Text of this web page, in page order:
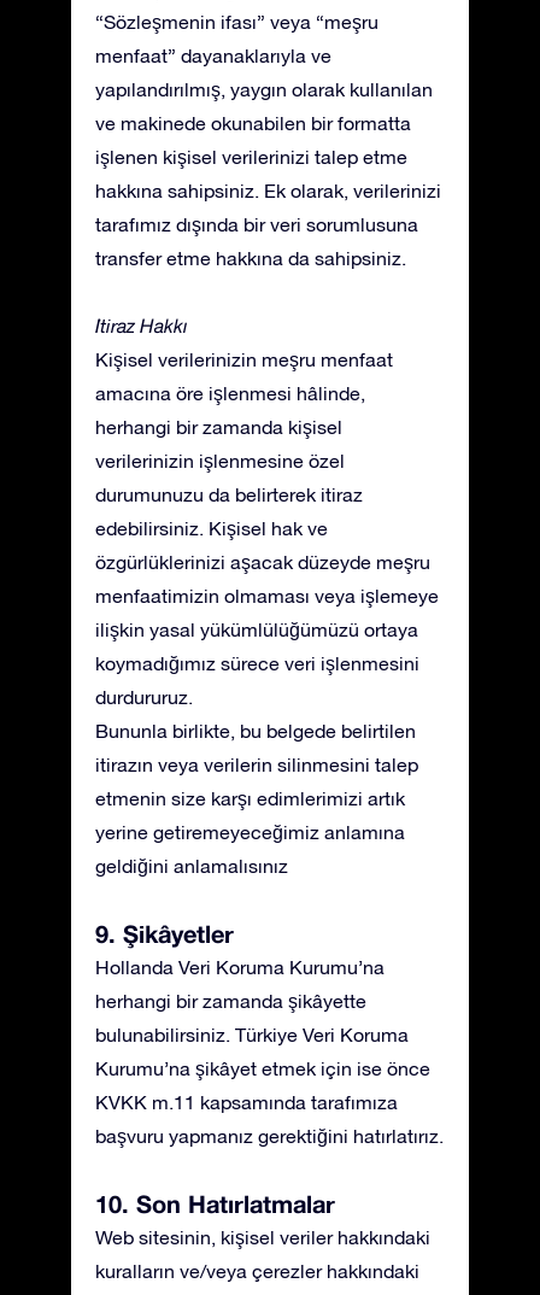
“Sözleşmenin ifası” veya “meşru
menfaat” dayanaklarıyla ve
yapılandırılmış, yaygın olarak kullanılan
ve makinede okunabilen bir formatta
işlenen kişisel verilerinizi talep etme
hakkına sahipsiniz. Ek olarak, verilerinizi
tarafımız dışında bir veri sorumlusuna
transfer etme hakkına da sahipsiniz.
İtiraz Hakkı
Kişisel verilerinizin meşru menfaat
amacına öre işlenmesi hâlinde,
herhangi bir zamanda kişisel
verilerinizin işlenmesine özel
durumunuzu da belirterek itiraz
edebilirsiniz. Kişisel hak ve
özgürlüklerinizi aşacak düzeyde meşru
menfaatimizin olmaması veya işlemeye
ilişkin yasal yükümlülüğümüzü ortaya
koymadığımız sürece veri işlenmesini
durdururuz.
Bununla birlikte, bu belgede belirtilen
itirazın veya verilerin silinmesini talep
etmenin size karşı edimlerimizi artık
yerine getiremeyeceğimiz anlamına
geldiğini anlamalısınız
9. Şikâyetler
Hollanda Veri Koruma Kurumu’na
herhangi bir zamanda şikâyette
bulunabilirsiniz. Türkiye Veri Koruma
Kurumu’na şikâyet etmek için ise önce
KVKK m.11 kapsamında tarafımıza
başvuru yapmanız gerektiğini hatırlatırız.
10. Son Hatırlatmalar
Web sitesinin, kişisel veriler hakkındaki
kuralların ve/veya çerezler hakkındaki